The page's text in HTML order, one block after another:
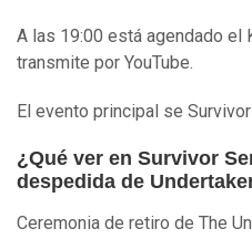
A las 19:00 está agendado el
transmite por YouTube.
El evento principal se
¿Qué ver en Survivor
despedida de
Ceremonia de retiro de The